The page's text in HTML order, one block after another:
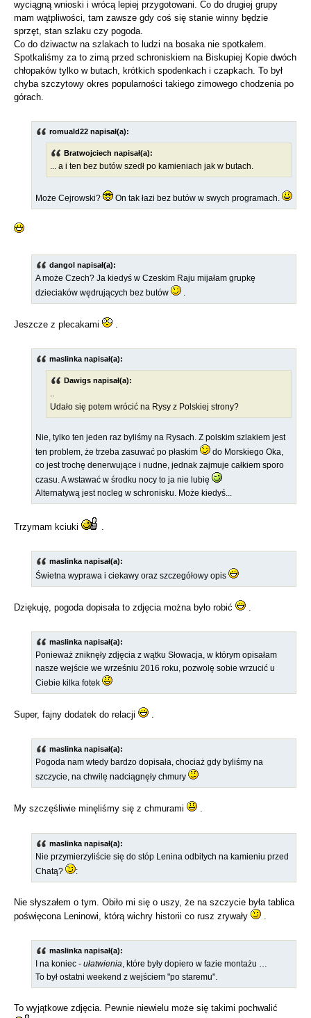
wyciągną wnioski i wrócą lepiej przygotowani. Co do drugiej grupy
mam wątpliwości, tam zawsze gdy coś się stanie winny będzie
sprzęt, stan szlaku czy pogoda.
Co do dziwactw na szlakach to ludzi na bosaka nie spotkałem.
Spotkaliśmy za to zimą przed schroniskiem na Biskupiej Kopie dwóch
chłopaków tylko w butach, krótkich spodenkach i czapkach. To był
chyba szczytowy okres popularności takiego zimowego chodzenia po
górach.
romuald22 napisał(a):
Bratwojciech napisał(a):
... a i ten bez butów szedł po kamieniach jak w butach.
Może Cejrowski? On tak łazi bez butów w swych programach.
dangol napisał(a):
A może Czech? Ja kiedyś w Czeskim Raju mijałam grupkę
dzieciaków wędrujących bez butów
Jeszcze z plecakami
maslinka napisał(a):
Dawigs napisał(a):
..
Udało się potem wrócić na Rysy z Polskiej strony?
Nie, tylko ten jeden raz byliśmy na Rysach. Z polskim szlakiem jest
ten problem, że trzeba zasuwać po płaskim
do Morskiego Oka,
co jest trochę denerwujące i nudne, jednak zajmuje całkiem sporo
czasu. A wstawać w środku nocy to ja nie lubię
Alternatywą jest nocleg w schronisku. Może kiedyś...
Trzymam kciuki
maslinka napisał(a):
Świetna wyprawa i ciekawy oraz szczegółowy opis
Dziękuję, pogoda dopisała to zdjęcia można było robić .
maslinka napisał(a):
Ponieważ zniknęły zdjęcia z wątku Słowacja, w którym opisałam
nasze wejście we wrześniu 2016 roku, pozwolę sobie wrzucić u
Ciebie kilka fotek
Super, fajny dodatek do relacji .
maslinka napisał(a):
Pogoda nam wtedy bardzo dopisała, chociaż gdy byliśmy na
szczycie, na chwilę nadciągnęły chmury
My szczęśliwie minęliśmy się z chmurami .
maslinka napisał(a):
Nie przymierzyliście się do stóp Lenina odbitych na kamieniu przed
Chatą?
:
Nie słyszałem o tym. Obiło mi się o uszy, że na szczycie była tablica
poświęcona Leninowi, którą wichry historii co rusz zrywały
maslinka napisał(a):
I na koniec - ułatwienia, które były dopiero w fazie montażu …
To był ostatni weekend z wejściem "po staremu".
To wyjątkowe zdjęcia. Pewnie niewielu może się takimi pochwalić